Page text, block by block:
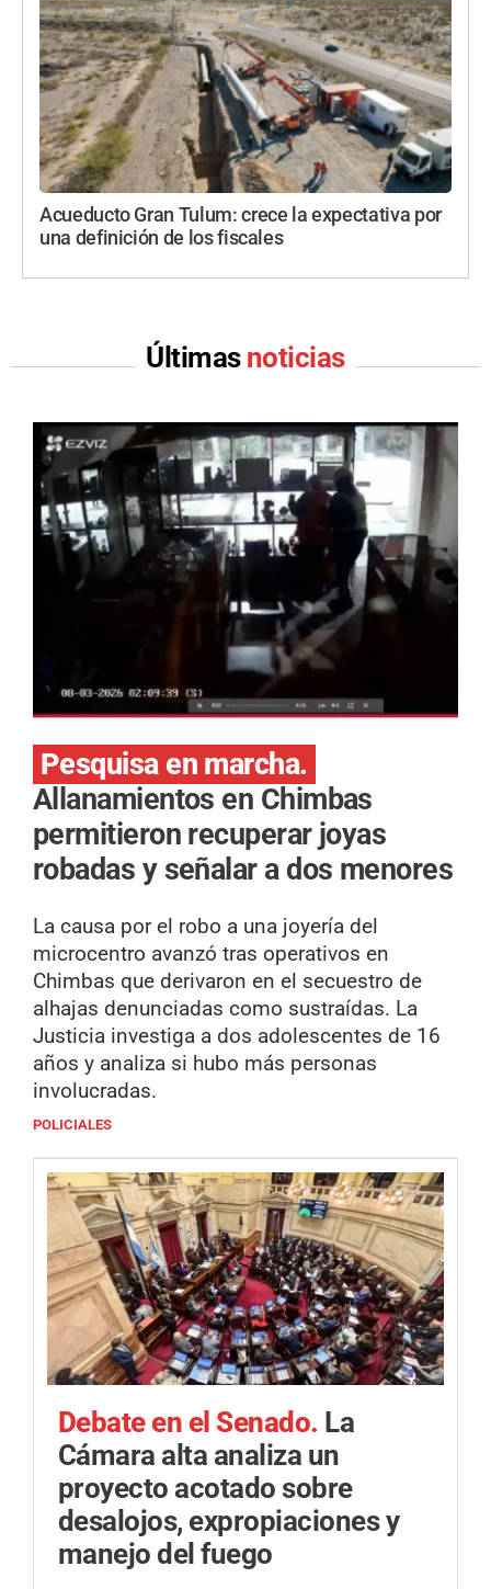
Acueducto Gran Tulum: crece la expectativa por
una definición de los fiscales
Últimas noticias
Pesquisa en marcha.
Allanamientos en Chimbas
permitieron recuperar joyas
robadas y señalar a dos menores
La causa por el robo a una joyería del
microcentro avanzó tras operativos en
Chimbas que derivaron en el secuestro de
alhajas denunciadas como sustraídas. La
Justicia investiga a dos adolescentes de 16
años y analiza si hubo más personas
involucradas.
POLICIALES
Debate en el Senado. La
Cámara alta analiza un
proyecto acotado sobre
desalojos, expropiaciones y
manejo del fuego